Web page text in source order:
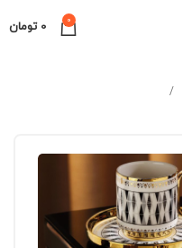
0
0 تومان